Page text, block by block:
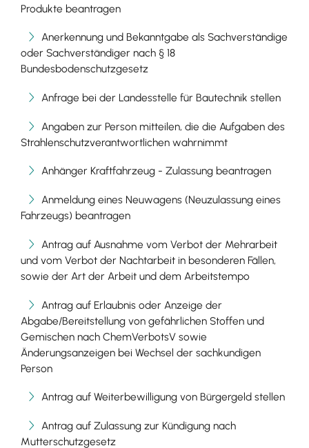
Produkte beantragen
Anerkennung und Bekanntgabe als Sachverständige
oder Sachverständiger nach § 18
Bundesbodenschutzgesetz
Anfrage bei der Landesstelle für Bautechnik stellen
Angaben zur Person mitteilen, die die Aufgaben des
Strahlenschutzverantwortlichen wahrnimmt
Anhänger Kraftfahrzeug - Zulassung beantragen
Anmeldung eines Neuwagens (Neuzulassung eines
Fahrzeugs) beantragen
Antrag auf Ausnahme vom Verbot der Mehrarbeit
und vom Verbot der Nachtarbeit in besonderen Fällen,
sowie der Art der Arbeit und dem Arbeitstempo
Antrag auf Erlaubnis oder Anzeige der
Abgabe/Bereitstellung von gefährlichen Stoffen und
Gemischen nach ChemVerbotsV sowie
Änderungsanzeigen bei Wechsel der sachkundigen
Person
Antrag auf Weiterbewilligung von Bürgergeld stellen
Antrag auf Zulassung zur Kündigung nach
Mutterschutzgesetz